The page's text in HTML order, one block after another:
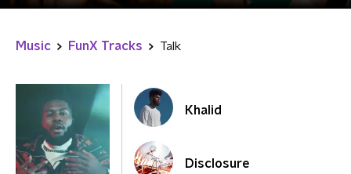
Music FunX Tracks Talk
Khalid
Disclosure